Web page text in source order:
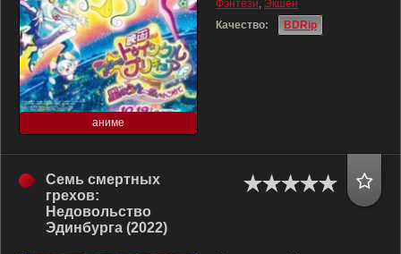
аниме
Фэнтези, Экшен
Качество:
BDRip
Семь смертных
грехов:
Недовольство
Эдинбурга (2022)